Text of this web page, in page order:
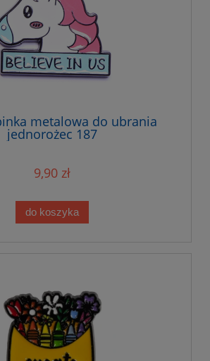
metalowa do ubrania
jednorożec 187
9,90 zł
do koszyka